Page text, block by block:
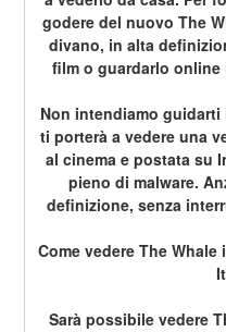
godere del nuovo The
divano, in alta
film o guardarlo online
Non intendiamo
ti porterà a vedere una
al cinema e postata su
pieno di malware.
definizione, senza
Come vedere The
Sarà possibile vedere